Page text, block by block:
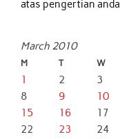
atas pengertian anda
March 2010
M T W
1 2 3
8
9 10
15
16 17
22
23 24